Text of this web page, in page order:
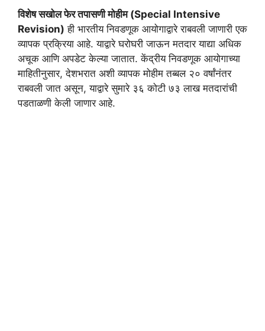
विशेष सखोल फेर तपासणी मोहीम (Special Intensive
Revision) ही भारतीय निवडणूक आयोगाद्वारे राबवली जाणारी एक
व्यापक प्रक्रिया आहे. याद्वारे घरोघरी जाऊन मतदार याद्या अधिक
अचूक आणि अपडेट केल्या जातात. केंद्रीय निवडणूक आयोगाच्या
माहितीनुसार, देशभरात अशी व्यापक मोहीम तब्बल २० वर्षांनंतर
राबवली जात असून, याद्वारे सुमारे ३६ कोटी ७३ लाख मतदारांची
पडताळणी केली जाणार आहे.